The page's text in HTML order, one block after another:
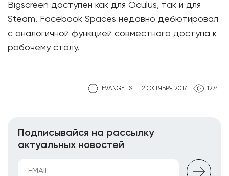
EVANGELIST 2 ОКТЯБРЯ 2017 1274
Bigscreen доступен как для Oculus, так и для
Steam. Facebook Spaces недавно дебютировал
с аналогичной функцией совместного доступа к
рабочему столу.
Подписывайся на рассылку
актуальных новостей